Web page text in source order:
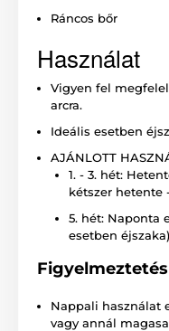
Ráncos bőr
Használat
Vigyen fel
arcra.
Ideális esetben
AJÁNLOTT
1. - 3. hét:
kétszer hetente
5. hét: Naponta
esetben
Figyelmeztetés
Nappali használat
vagy annál